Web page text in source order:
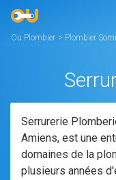
Ou Plombier > Plombier
Serrurerie
Amiens, est une
domaines de la
plusieurs années